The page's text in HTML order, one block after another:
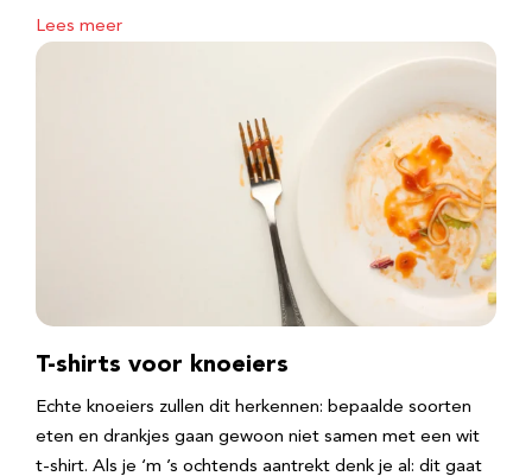
Lees meer
T-shirts voor knoeiers
Echte knoeiers zullen dit herkennen: bepaalde soorten
eten en drankjes gaan gewoon niet samen met een wit
t-shirt. Als je ‘m ’s ochtends aantrekt denk je al: dit gaat